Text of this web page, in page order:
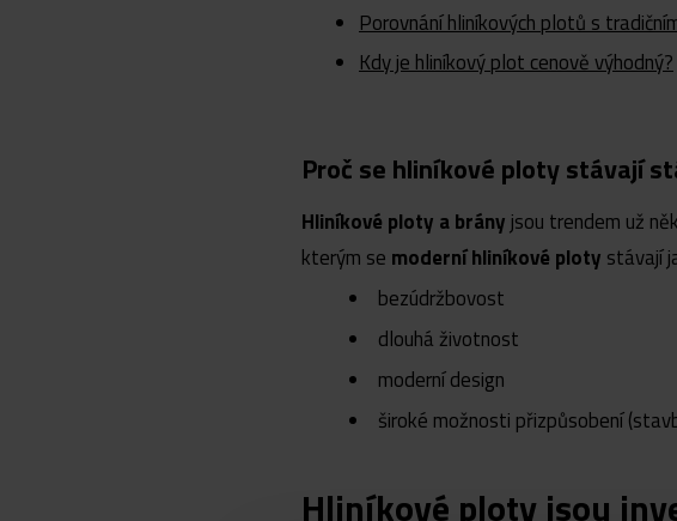
Porovnání hliníkových plotů s
Kdy je hliníkový plot cenově výhodný?
Proč se hliníkové ploty stávají
Hliníkové ploty a brány jsou trendem už
kterým se moderní hliníkové ploty stávají
bezúdržbovost
dlouhá životnost
moderní design
široké možnosti přizpůsobení
Hliníkové ploty jsou